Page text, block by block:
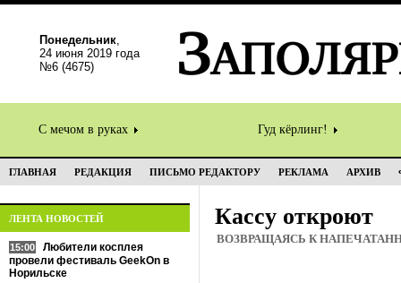
Понедельник,
24 июня 2019 года
№6 (4675)
С мечом в руках Гуд кёрлинг!
ГЛАВНАЯ РЕДАКЦИЯ ПИСЬМО РЕДАКТОРУ РЕКЛАМА АРХИВ
ЛЕНТА НОВОСТЕЙ
15:00
Любители косплея
провели фестиваль GeekOn в
Норильске
Кассу откроют
ВОЗВРАЩАЯСЬ К